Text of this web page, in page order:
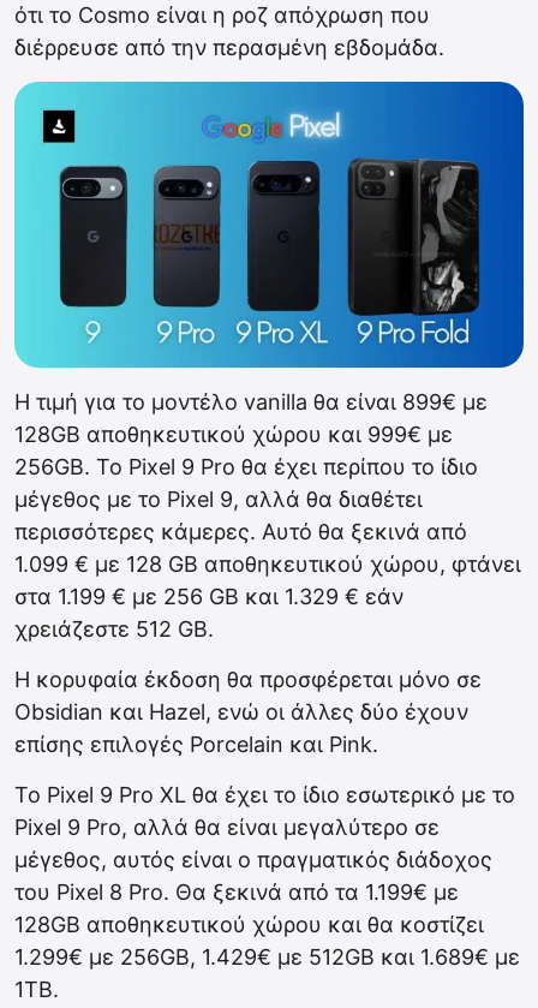
ότι το Cosmo είναι η ροζ απόχρωση που
διέρρευσε από την περασμένη εβδομάδα.
Η τιμή για το μοντέλο vanilla θα είναι 899€ με
128GB αποθηκευτικού χώρου και 999€ με
256GB. Το Pixel 9 Pro θα έχει περίπου το ίδιο
μέγεθος με το Pixel 9, αλλά θα διαθέτει
περισσότερες κάμερες. Αυτό θα ξεκινά από
1.099 € με 128 GB αποθηκευτικού χώρου, φτάνει
στα 1.199 € με 256 GB και 1.329 € εάν
χρειάζεστε 512 GB.
Η κορυφαία έκδοση θα προσφέρεται μόνο σε
Obsidian και Hazel, ενώ οι άλλες δύο έχουν
επίσης επιλογές Porcelain και Pink.
Το Pixel 9 Pro XL θα έχει το ίδιο εσωτερικό με το
Pixel 9 Pro, αλλά θα είναι μεγαλύτερο σε
μέγεθος, αυτός είναι ο πραγματικός διάδοχος
του Pixel 8 Pro. Θα ξεκινά από τα 1.199€ με
128GB αποθηκευτικού χώρου και θα κοστίζει
1.299€ με 256GB, 1.429€ με 512GB και 1.689€ με
1TB.